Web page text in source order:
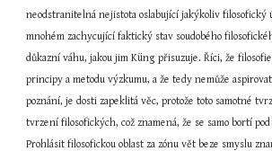
neodstranitelná nejistota oslabující jakýkoliv filosofický
mnohém zachycující faktický stav soudobého
důkazní váhu, jakou jim Küng přisuzuje. Říci, že
principy a metodu výzkumu, a že tedy nemůže
poznání, je dosti zapeklitá věc, protože toto samotné
tvrzení filosofických, což znamená, že se samo bortí
Prohlásit filosofickou oblast za zónu vět beze smyslu